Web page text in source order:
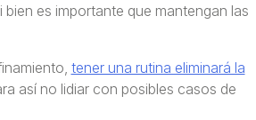
es importante que mantengan las
tener una rutina eliminará la
así no lidiar con posibles casos de